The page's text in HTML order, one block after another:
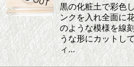
黒の化粧土で彩色
ンクを入れ全面に
のような模様を線
うな形にカットし
ィ…